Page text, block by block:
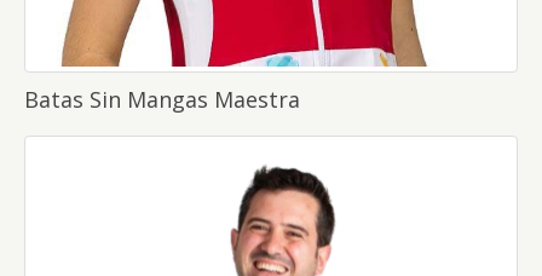
Batas Sin Mangas Maestra